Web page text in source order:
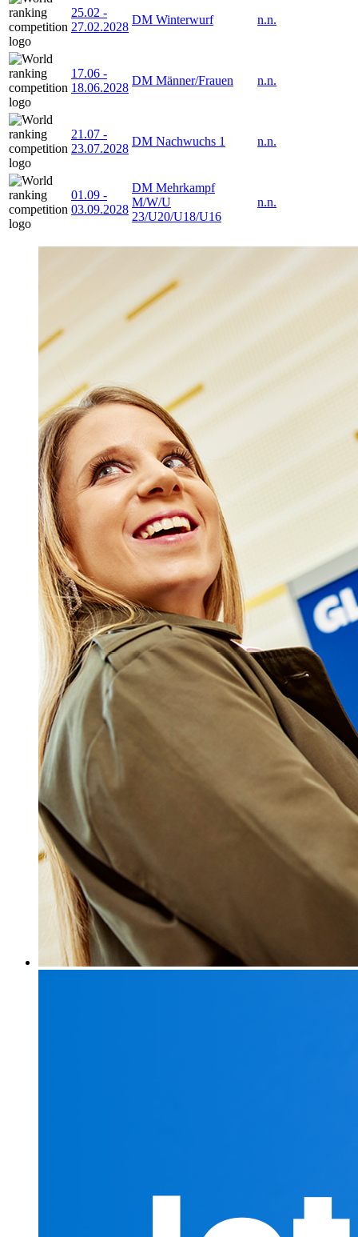
25.02 -
27.02.2028
DM Winterwurf n.n.
17.06 -
18.06.2028
DM Männer/Frauen n.n.
21.07 -
23.07.2028
DM Nachwuchs 1 n.n.
01.09 -
03.09.2028
DM Mehrkampf
M/W/U
23/U20/U18/U16
n.n.